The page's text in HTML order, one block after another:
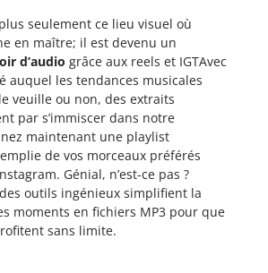
seulement ce lieu visuel où
en maître; il est devenu un
d’audio grâce aux reels et IGTAvec
auquel les tendances musicales
veuille ou non, des extraits
par s’immiscer dans notre
maintenant une playlist
de vos morceaux préférés
Génial, n’est-ce pas ?
outils ingénieux simplifient la
moments en fichiers MP3 pour que
sans limite.